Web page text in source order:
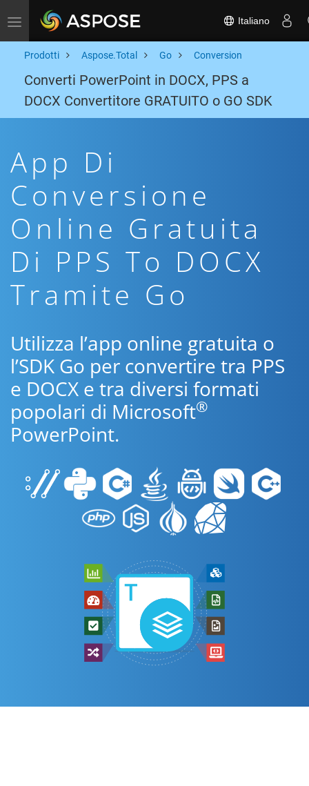
Toggle navigation Italiano
Prodotti Aspose.Total Go Conversion
Converti PowerPoint in DOCX, PPS a
DOCX Convertitore GRATUITO o GO SDK
App Di
Conversione
Online Gratuita
Di PPS To DOCX
Tramite Go
Utilizza l’app online gratuita o
l’SDK Go per convertire tra PPS
e DOCX e tra diversi formati
popolari di Microsoft®
PowerPoint.